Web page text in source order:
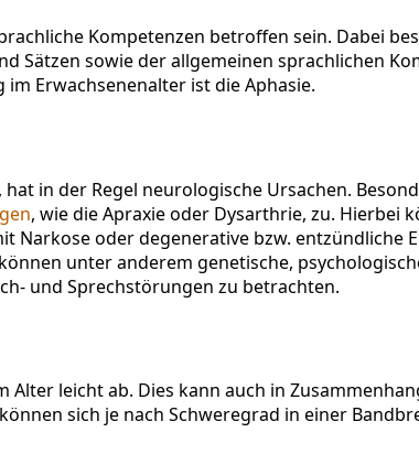
Kompetenzen betroffen sein. Dabei
Sätzen sowie der allgemeinen sprachlichen
Erwachsenenalter ist die Aphasie.
, hat in der Regel neurologische Ursachen.
, wie die Apraxie oder Dysarthrie, zu. Hierbei
Narkose oder degenerative bzw.
unter anderem genetische,
und Sprechstörungen zu betrachten.
leicht ab. Dies kann auch in
sich je nach Schweregrad in einer